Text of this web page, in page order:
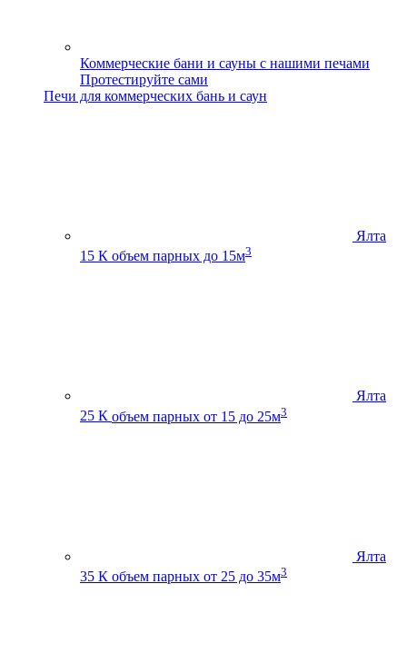
Коммерческие бани и сауны с нашими печами
Протестируйте сами
Печи для коммерческих бань и саун
Ялта
15 К объем парных до 15м3
Ялта
25 К объем парных от 15 до 25м3
Ялта
35 К объем парных от 25 до 35м3